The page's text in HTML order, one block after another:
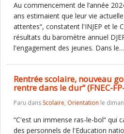
Au commencement de l’année
ans estimaient que leur vie
attentes“, constatent l'INJEP et le
résultats du baromètre annuel
l'engagement des jeunes. Dans le…
Rentrée scolaire, nouveau
rentre dans le dur“ (FNEC-
Paru dans Scolaire, Orientation le
“C'est un immense ras-le-bol“ qui
des personnels de l'Education